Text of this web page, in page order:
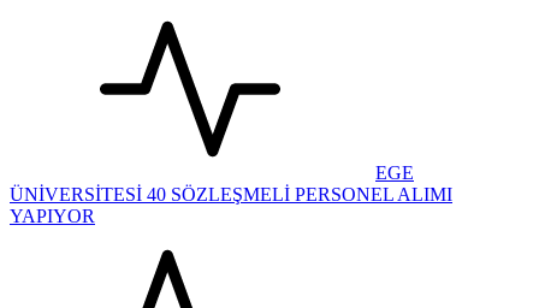
EGE
ÜNİVERSİTESİ 40 SÖZLEŞMELİ PERSONEL ALIMI
YAPIYOR